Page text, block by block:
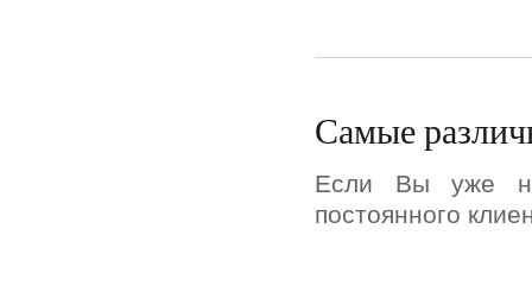
Самые
Если Вы уже не
постоянного